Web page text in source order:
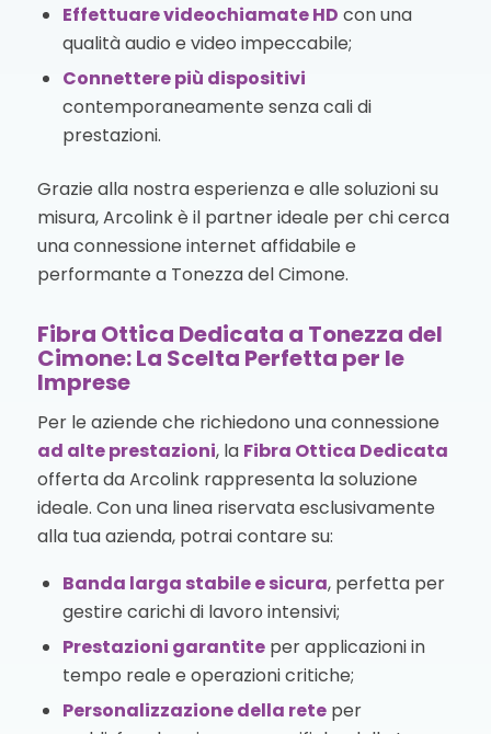
Effettuare videochiamate HD con una
qualità audio e video impeccabile;
Connettere più dispositivi
contemporaneamente senza cali di
prestazioni.
Grazie alla nostra esperienza e alle soluzioni su
misura, Arcolink è il partner ideale per chi cerca
una connessione internet affidabile e
performante a Tonezza del Cimone.
Fibra Ottica Dedicata a Tonezza del
Cimone: La Scelta Perfetta per le
Imprese
Per le aziende che richiedono una connessione
ad alte prestazioni, la Fibra Ottica Dedicata
offerta da Arcolink rappresenta la soluzione
ideale. Con una linea riservata esclusivamente
alla tua azienda, potrai contare su:
Banda larga stabile e sicura, perfetta per
gestire carichi di lavoro intensivi;
Prestazioni garantiteper applicazioni in
tempo reale e operazioni critiche;
Personalizzazione della reteper